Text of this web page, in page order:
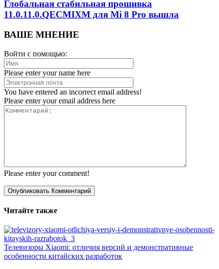
Глобальная стабильная прошивка
11.0.11.0.QECMIXM для Mi 8 Pro вышла
ВАШЕ МНЕНИЕ
Войти с помощью:
Please enter your name here
You have entered an incorrect email address!
Please enter your email address here
Please enter your comment!
Читайте также
Телевизоры Xiaomi: отличия версий и демонстративные
особенности китайских разработок